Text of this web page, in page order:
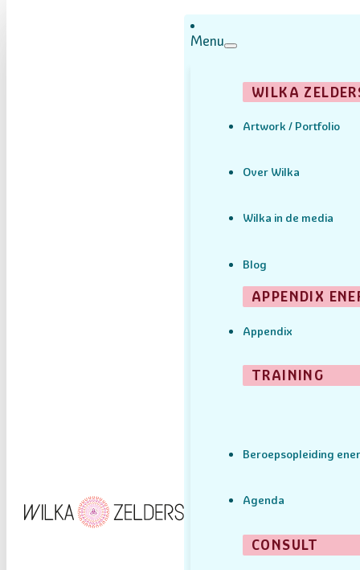
Menu
WILKA
Artwork / Portfolio
Over Wilka
Wilka in de media
Blog
APPENDIX
Appendix
TRAINING
Beroepsopleiding
Agenda
CONSULT